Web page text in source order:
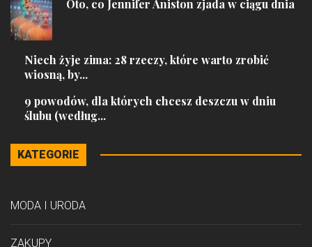
Oto, co Jennifer Aniston zjada w ciągu dnia
Niech żyje zima: 28 rzeczy, które warto zrobić
wiosną, by...
9 powodów, dla których chcesz deszczu w dniu
ślubu (według...
KATEGORIE
MODA I URODA
ZAKUPY